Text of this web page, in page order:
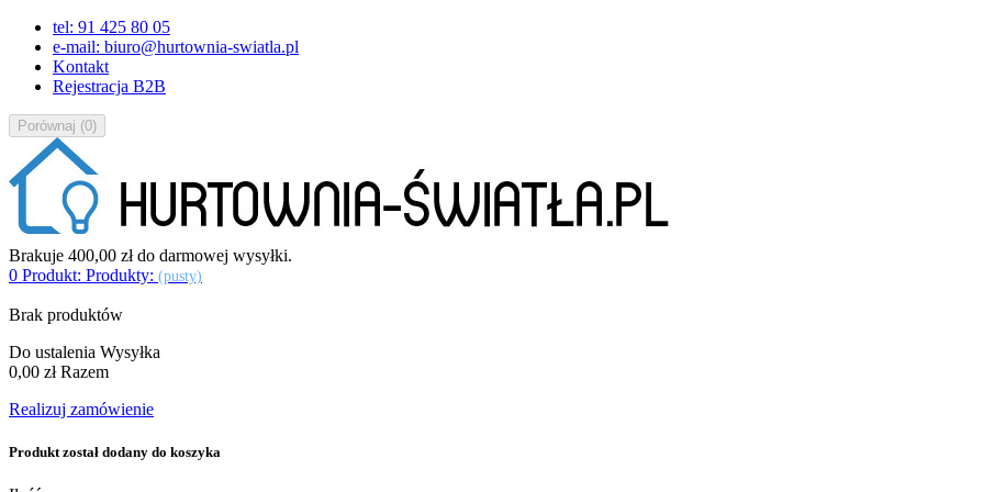
tel: 91 425 80 05
e-mail: biuro@hurtownia-swiatla.pl
Kontakt
Rejestracja B2B
Porównaj (0)
Brakuje 400,00 złdo darmowej wysyłki.
0 Produkt: Produkty: (pusty)
Brak produktów
Do ustalenia Wysyłka
0,00 zł Razem
Realizuj zamówienie
Produkt został dodany do koszyka